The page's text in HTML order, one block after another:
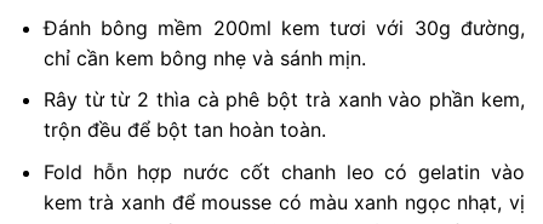
Đánh bông mềm 200ml kem tươi với 30g đường,
chỉ cần kem bông nhẹ và sánh mịn.
Rây từ từ 2 thìa cà phê bột trà xanh vào phần kem,
trộn đều để bột tan hoàn toàn.
Fold hỗn hợp nước cốt chanh leo có gelatin vào
kem trà xanh để mousse có màu xanh ngọc nhạt, vị